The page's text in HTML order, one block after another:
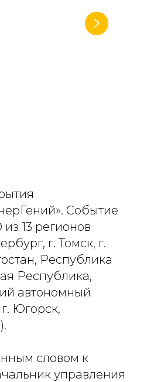
Событие
13 регионов
г. Томск, г.
Республика
Республика,
автономный
Югорск,
словом к
управления